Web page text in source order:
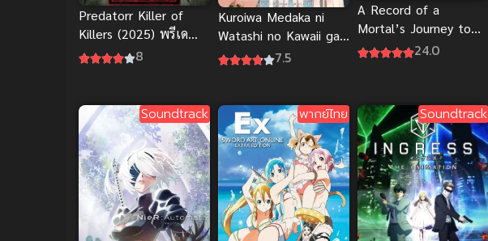
Predatorr Killer of
Killers (2025) พรีเด
เตอร์ นักล่าแห่งการล้าง
8
Kuroiwa Medaka ni
Watashi no Kawaii ga
Tsuujinai คุโรอิวะ เมดา
7.5
A Record of a
Mortal’s Journey to
Immortality 3 ซับไทย
24.0
Soundtrack พากย์ไทย Soundtrack